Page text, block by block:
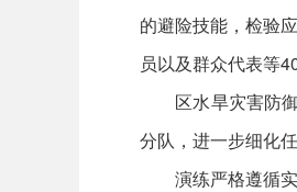
的避险技能，检验
员以及群众代表等
区水旱灾害防御
分队，进一步细化
演练严格遵循实